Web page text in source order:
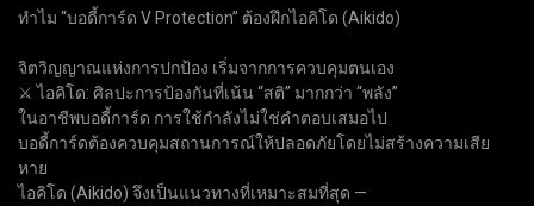
ทำไม “บอดี้การ์ด V Protection” ต้องฝึกไอคิโด (Aikido)
จิตวิญญาณแห่งการปกป้อง เริ่มจากการควบคุมตนเอง
⚔️ ไอคิโด: ศิลปะการป้องกันที่เน้น “สติ” มากกว่า “พลัง”
ในอาชีพบอดี้การ์ด การใช้กำลังไม่ใช่คำตอบเสมอไป
บอดี้การ์ดต้องควบคุมสถานการณ์ให้ปลอดภัยโดยไม่สร้างความเสีย
หาย
ไอคิโด (Aikido) จึงเป็นแนวทางที่เหมาะสมที่สุด —